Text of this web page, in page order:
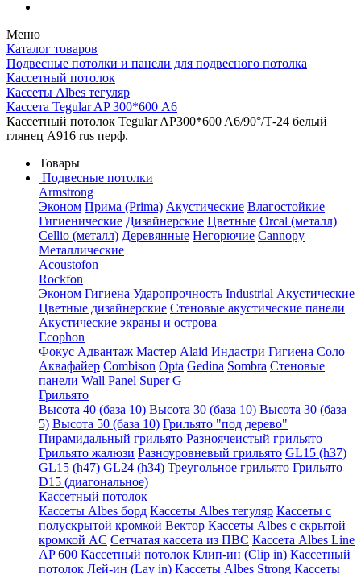
Меню
Каталог товаров
Подвесные потолки и панели для подвесного потолка
Кассетный потолок
Кассеты Albes тегуляр
Кассета Tegular AP 300*600 А6
Кассетный потолок Tegular AP300*600 A6/90°/Т-24 белый
глянец A916 rus перф.
Товары
Подвесные потолки
Armstrong
Эконом Прима (Prima) Акустические Влагостойкие
Гигиенические Дизайнерские Цветные Orcal (металл)
Cellio (металл) Деревянные Негорючие Cannopy
Металлические
Acoustofon
Rockfon
Эконом Гигиена Ударопрочность Industrial Акустические
Цветные дизайнерские Стеновые акустические панели
Акустические экраны и острова
Ecophon
Фокус Адвантаж Мастер Alaid Индастри Гигиена Соло
Аквафайер Combison Opta Gedina Sombra Стеновые
панели Wall Panel Super G
Грильято
Высота 40 (база 10) Высота 30 (база 10) Высота 30 (база
5) Высота 50 (база 10) Грильято "под дерево"
Пирамидальный грильято Разноячеистый грильято
Грильято жалюзи Разноуровневый грильято GL15 (h37)
GL15 (h47) GL24 (h34) Треугольное грильято Грильято
D15 (диагональное)
Кассетный потолок
Кассеты Albes борд Кассеты Albes тегуляр Кассеты с
полускрытой кромкой Вектор Кассеты Albes с скрытой
кромкой AC Сетчатая кассета из ПВС Кассета Albes Line
AP 600 Кассетный потолок Клип-ин (Clip in) Кассетный
потолок Лей-ин (Lay in) Кассеты Albes Strong Кассеты